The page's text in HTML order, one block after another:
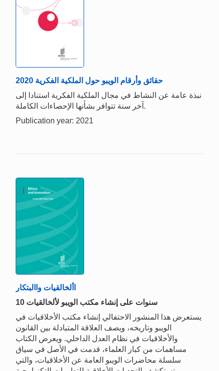
حقائق وأرقام الويبو حول الملكية الفكرية 2020
نبذة عامة عن النشاط في مجال الملكية الفكرية استنادا إلى
آخر سنة تتوافر بشأنها الإحصاءات الكاملة.
Publication year: 2021
األخالقيات واالبتكار
10 سنوات على إنشاء مكتب الويبو لألخالقيات
يستعرض هذا المنشور الاحتفالي إنشاء مكتب الأخلاقيات في
الويبو وتاريخه، ويصف العلاقة المتبادلة بين القانون
والأخلاقيات في نظام العدل الداخلي. ويعرض الكتاب
مساهمات من كبار العلماء، قدمت في الأصل في سياق
سلسلة محاضرات الويبو العامة عن الأخلاقيات، والتي